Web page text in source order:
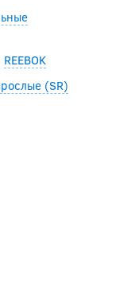
REEBOK
(SR)